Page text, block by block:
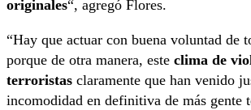
originales“, agregó Flores.
“Hay que actuar con buena voluntad de
porque de otra manera, este clima de
terroristas claramente que han venido
incomodidad en definitiva de más gente